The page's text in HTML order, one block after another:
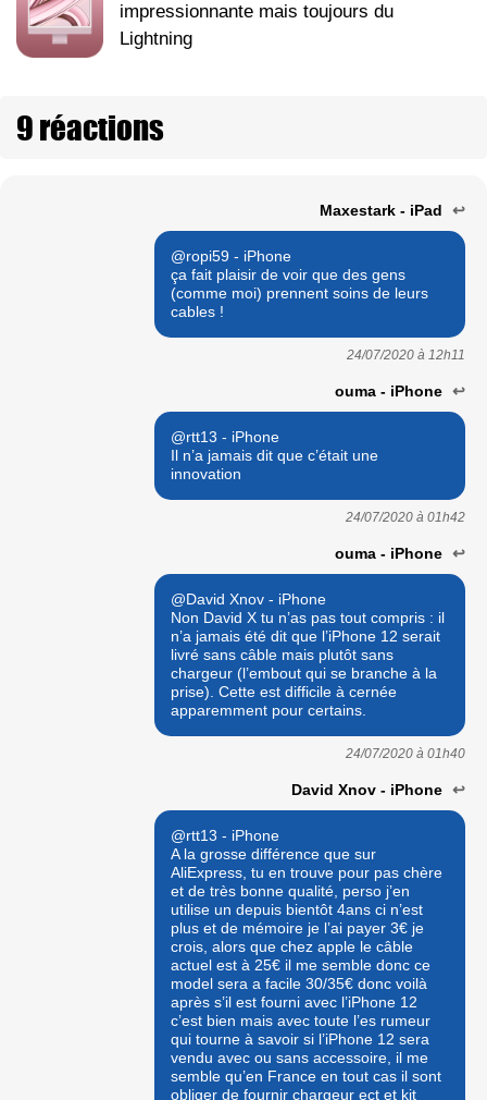
impressionnante mais toujours du
Lightning
9 réactions
Maxestark - iPad ↩
@ropi59 - iPhone
ça fait plaisir de voir que des gens
(comme moi) prennent soins de leurs
cables !
24/07/2020 à 12h11
ouma - iPhone ↩
@rtt13 - iPhone
Il n’a jamais dit que c’était une
innovation
24/07/2020 à 01h42
ouma - iPhone ↩
@David Xnov - iPhone
Non David X tu n’as pas tout compris : il
n’a jamais été dit que l’iPhone 12 serait
livré sans câble mais plutôt sans
chargeur (l’embout qui se branche à la
prise). Cette est difficile à cernée
apparemment pour certains.
24/07/2020 à 01h40
David Xnov - iPhone ↩
@rtt13 - iPhone
A la grosse différence que sur
AliExpress, tu en trouve pour pas chère
et de très bonne qualité, perso j’en
utilise un depuis bientôt 4ans ci n’est
plus et de mémoire je l’ai payer 3€ je
crois, alors que chez apple le câble
actuel est à 25€ il me semble donc ce
model sera a facile 30/35€ donc voilà
après s’il est fourni avec l’iPhone 12
c’est bien mais avec toute l’es rumeur
qui tourne à savoir si l’iPhone 12 sera
vendu avec ou sans accessoire, il me
semble qu’en France en tout cas il sont
obliger de fournir chargeur ect et kit